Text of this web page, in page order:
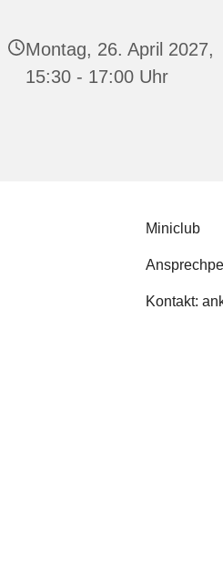
Montag, 26. April 2027,
15:30 - 17:00 Uhr
Miniclub
Kontakt: